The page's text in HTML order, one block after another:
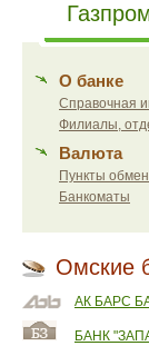
О банке
Справочная
Филиалы,
Валюта
Пункты
Банкоматы
Омские
АК БАРС
БАНК